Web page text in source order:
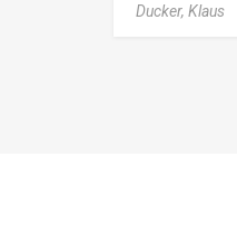
Ducker, Klaus